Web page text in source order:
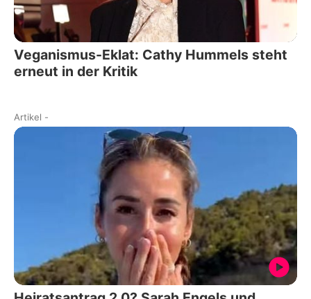
Veganismus-Eklat: Cathy Hummels steht
erneut in der Kritik
Artikel -